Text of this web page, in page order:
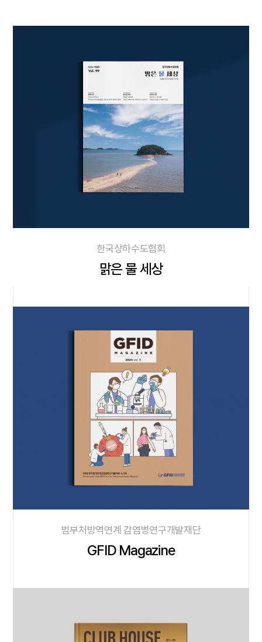
한국상하수도협회
맑은 물 세상
범부처방역연계 감염병연구개발재단
GFID Magazine